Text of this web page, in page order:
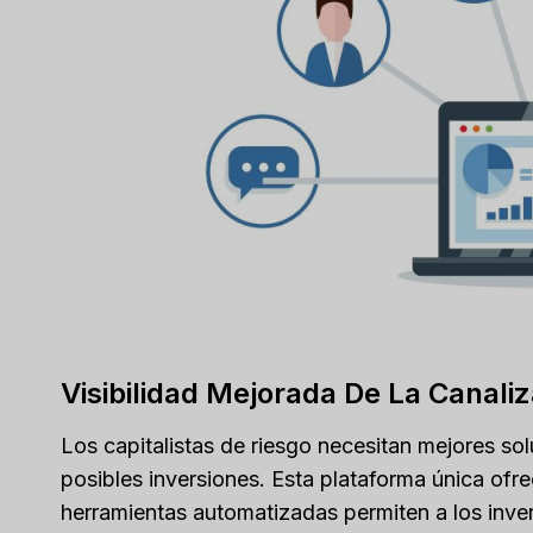
Visibilidad Mejorada De La
Los capitalistas de riesgo necesitan mejores
posibles inversiones. Esta plataforma única
herramientas automatizadas permiten a los